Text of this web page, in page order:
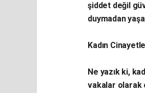
şiddet değil
duymadan
Kadın
Ne yazık ki,
vakalar olarak